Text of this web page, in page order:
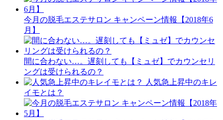
今月の脱毛エステサロン キャンペーン情報【2018年6
月】
間に合わない…。遅刻しても【ミュゼ】でカウンセリ
ングは受けられるの？
人気急上昇中のキレ
イモとは？